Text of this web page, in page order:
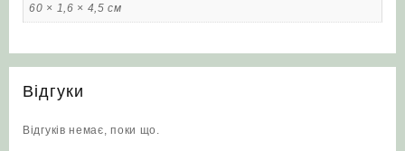
60 × 1,6 × 4,5 см
Відгуки
Відгуків немає, поки що.